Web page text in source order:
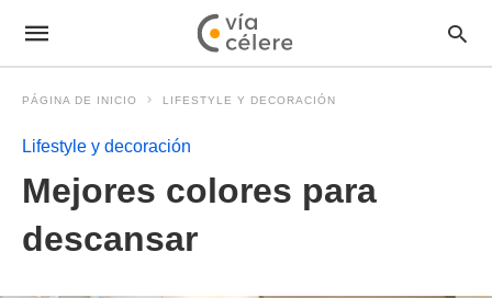
PÁGINA DE INICIO LIFESTYLE Y DECORACIÓN
Lifestyle y decoración
Mejores colores para
descansar